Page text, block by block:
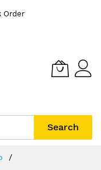
Order
Search